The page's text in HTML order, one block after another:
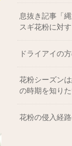
息抜き記事「
スギ花粉に対
ドライアイの
花粉シーズン
の時期を知り
花粉の侵入経